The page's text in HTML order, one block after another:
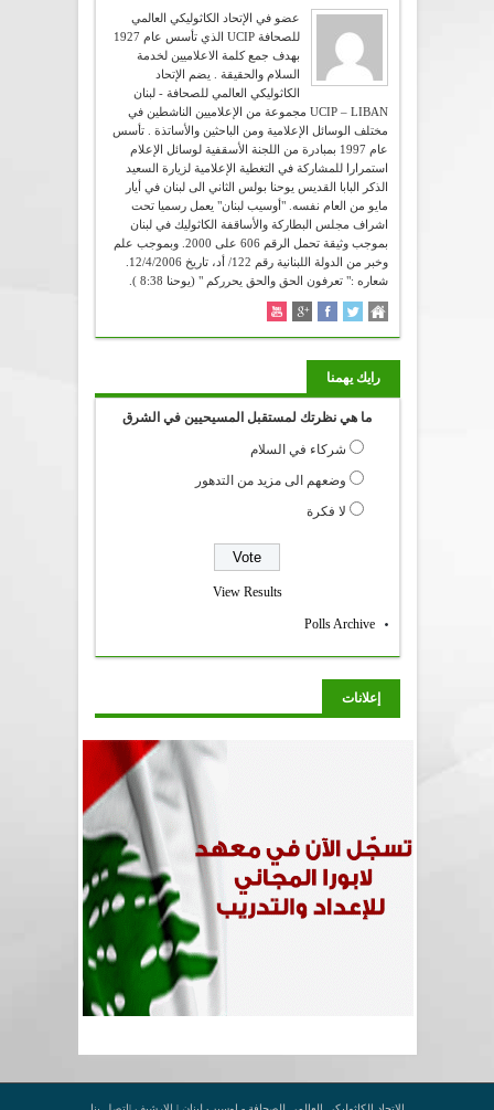
عضو في الإتحاد الكاثوليكي العالمي
للصحافة UCIP الذي تأسس عام 1927
بهدف جمع كلمة الاعلاميين لخدمة
السلام والحقيقة . يضم الإتحاد
الكاثوليكي العالمي للصحافة - لبنان
UCIP – LIBAN مجموعة من الإعلاميين الناشطين في
مختلف الوسائل الإعلامية ومن الباحثين والأساتذة . تأسس
عام 1997 بمبادرة من اللجنة الأسقفية لوسائل الإعلام
استمرارا للمشاركة في التغطية الإعلامية لزيارة السعيد
الذكر البابا القديس يوحنا بولس الثاني الى لبنان في أيار
مايو من العام نفسه. "أوسيب لبنان" يعمل رسميا تحت
اشراف مجلس البطاركة والأساقفة الكاثوليك في لبنان
بموجب وثيقة تحمل الرقم 606 على 2000. وبموجب علم
شعاره :" تعرفون الحق والحق يحرركم " (يوحنا 8:38 ).
رايك يهمنا
ما هي نظرتك لمستقبل المسيحيين في الشرق
شركاء في السلام
وضعهم الى مزيد من التدهور
لا فكرة
View Results
Polls Archive
إعلانات